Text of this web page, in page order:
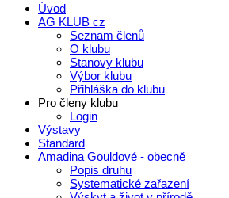
Úvod
AG KLUB cz
Seznam členů
O klubu
Stanovy klubu
Výbor klubu
Přihláška do klubu
Pro členy klubu
Login
Výstavy
Standard
Amadina Gouldové - obecně
Popis druhu
Systematické zařazení